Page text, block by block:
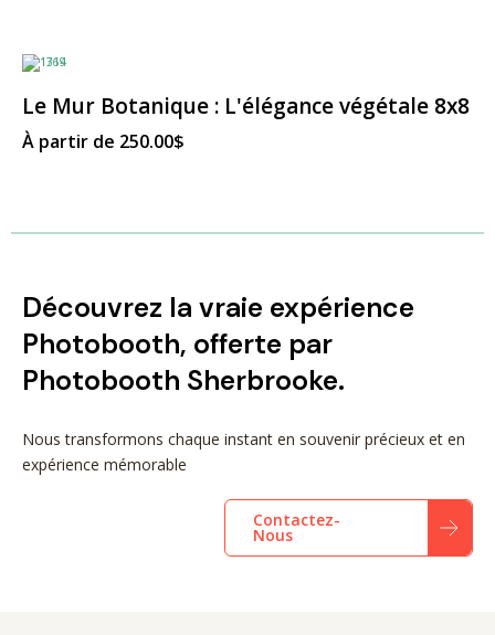
Le Mur Botanique : L'élégance végétale 8x8
À partir de 250.00$
Découvrez la vraie expérience
Photobooth, offerte par
Photobooth Sherbrooke.
Nous transformons chaque instant en souvenir précieux et en
expérience mémorable
Contactez-
Nous